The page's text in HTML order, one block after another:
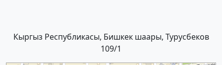
Кыргыз Республикасы, Бишкек шаары, Турусбеков
109/1